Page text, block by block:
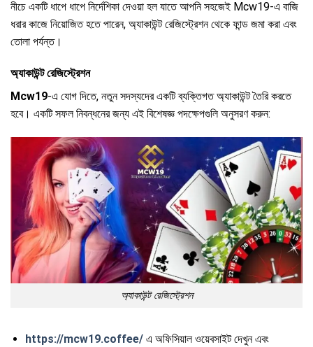
নীচে একটি ধাপে ধাপে নির্দেশিকা দেওয়া হল যাতে আপনি সহজেই Mcw19-এ বাজি
ধরার কাজে নিয়োজিত হতে পারেন, অ্যাকাউন্ট রেজিস্ট্রেশন থেকে ফান্ড জমা করা এবং
তোলা পর্যন্ত।
অ্যাকাউন্ট রেজিস্ট্রেশন
Mcw19-এ যোগ দিতে, নতুন সদস্যদের একটি ব্যক্তিগত অ্যাকাউন্ট তৈরি করতে
হবে। একটি সফল নিবন্ধনের জন্য এই বিশেষজ্ঞ পদক্ষেপগুলি অনুসরণ করুন:
অ্যাকাউন্ট রেজিস্ট্রেশন
https://mcw19.coffee/এ অফিসিয়াল ওয়েবসাইট দেখুন এবং